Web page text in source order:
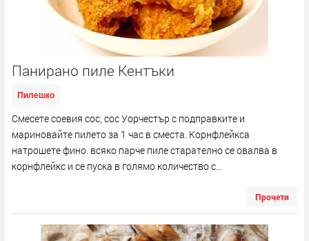
Панирано пиле Кентъки
Пилешко
Смесете соевия сос, сос Уорчестър с подправките и
мариновайте пилето за 1 час в сместа. Корнфлейкса
натрошете фино. всяко парче пиле старателно се овалва в
корнфлейкс и се пуска в голямо количество с...
Прочети